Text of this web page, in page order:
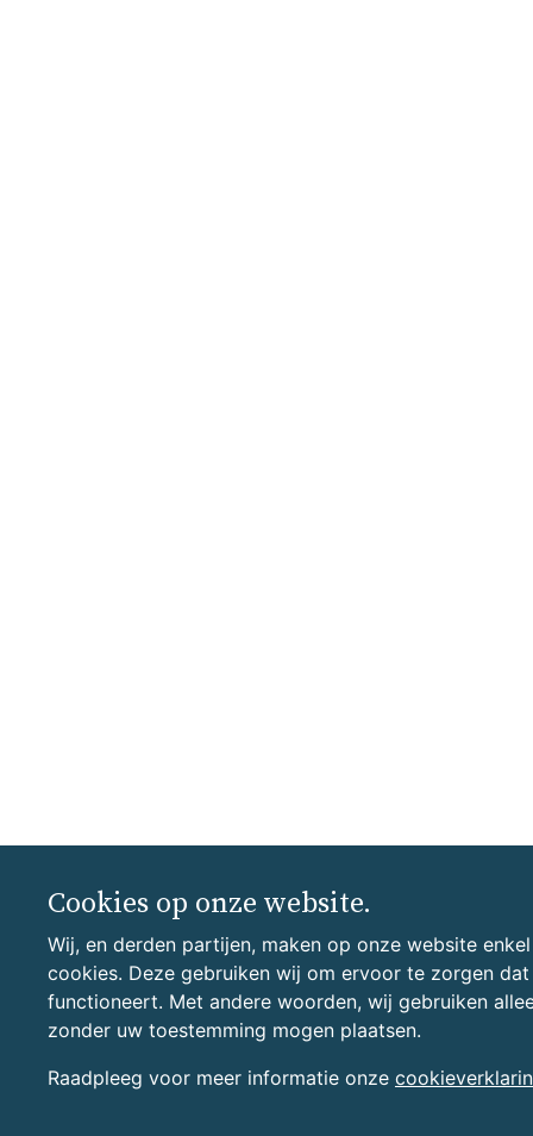
Cookies op onze website.
Wij, en derden partijen, maken op onze website
cookies. Deze gebruiken wij om ervoor te zorgen
functioneert. Met andere woorden, wij gebruiken
zonder uw toestemming mogen plaatsen.
Raadpleeg voor meer informatie onze